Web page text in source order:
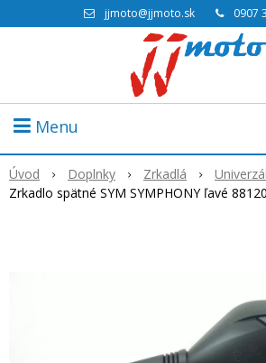
jjmoto@jjmoto.sk 0907
Menu
Úvod Doplnky Zrkadlá
Zrkadlo spätné SYM SYMPHONY ľavé